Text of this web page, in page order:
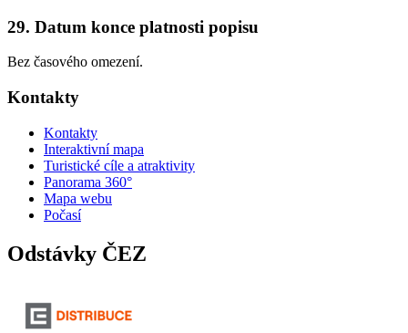
29. Datum konce platnosti popisu
Bez časového omezení.
Kontakty
Kontakty
Interaktivní mapa
Turistické cíle a atraktivity
Panorama 360°
Mapa webu
Počasí
Odstávky ČEZ